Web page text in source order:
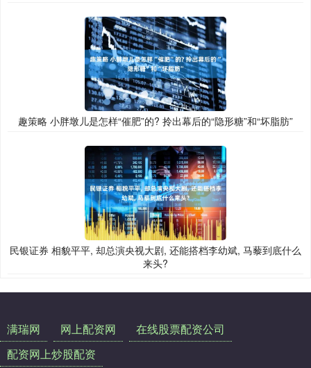
趣策略 小胖墩儿是怎样“催肥”的? 拎出幕后的“隐形糖”和“坏脂肪”
民银证券 相貌平平, 却总演央视大剧, 还能搭档李幼斌, 马藜到底什么
来头?
满瑞网 网上配资网
在线股票配资公司
配资网上炒股配资